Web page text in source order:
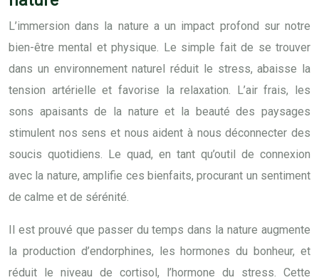
L’immersion dans la nature a un impact profond sur notre
bien-être mental et physique. Le simple fait de se trouver
dans un environnement naturel réduit le stress, abaisse la
tension artérielle et favorise la relaxation. L’air frais, les
sons apaisants de la nature et la beauté des paysages
stimulent nos sens et nous aident à nous déconnecter des
soucis quotidiens. Le quad, en tant qu’outil de connexion
avec la nature, amplifie ces bienfaits, procurant un sentiment
de calme et de sérénité.
Il est prouvé que passer du temps dans la nature augmente
la production d’endorphines, les hormones du bonheur, et
réduit le niveau de cortisol, l’hormone du stress. Cette